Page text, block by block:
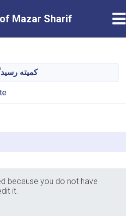
main
content
Mazar Sharif
کمیته